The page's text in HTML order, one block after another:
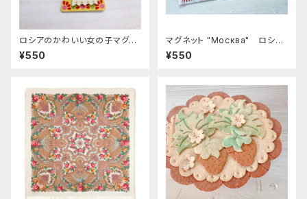
ロシアのかわいい女の子マグネ
¥550
マグネット "Москва" ロシア
土産に最適 ZZ272
¥550